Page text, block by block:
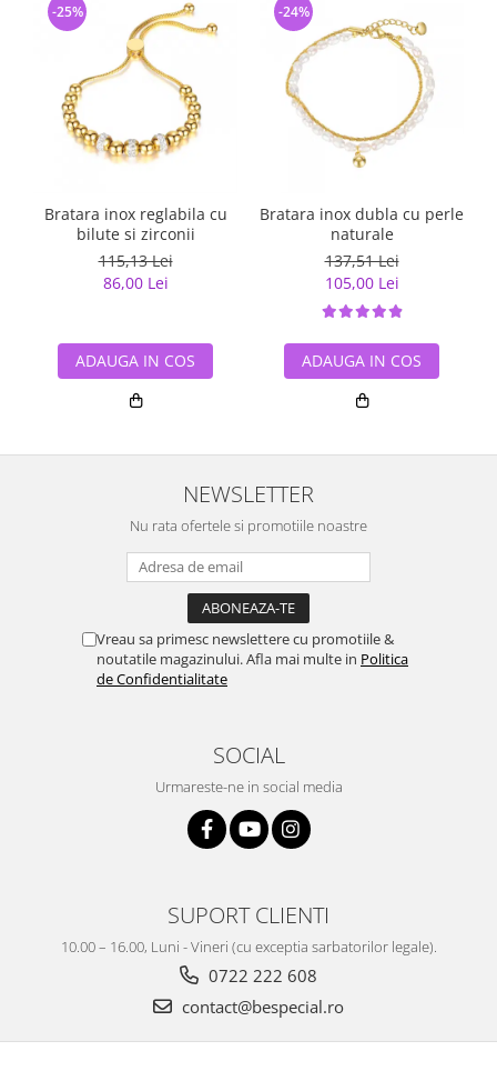
Bratara inox reglabila cu
bilute si zirconii
115,13 Lei
86,00 Lei
-25%
ADAUGA IN COS
Bratara inox dubla cu perle
naturale
137,51 Lei
105,00 Lei
-24%
ADAUGA IN COS
NEWSLETTER
Nu rata ofertele si promotiile noastre
Vreau sa primesc newslettere cu promotiile &
noutatile magazinului. Afla mai multe in Politica
de Confidentialitate
SOCIAL
Urmareste-ne in social media
SUPORT CLIENTI
10.00 – 16.00, Luni - Vineri (cu exceptia sarbatorilor legale).
0722 222 608
contact@bespecial.ro